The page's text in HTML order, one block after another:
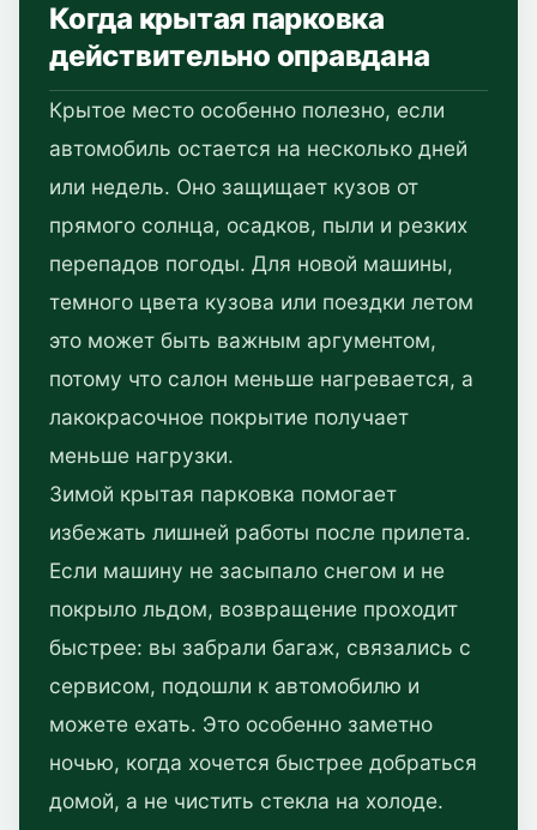
Когда крытая парковка
действительно оправдана
Крытое место особенно полезно, если
автомобиль остается на несколько дней
или недель. Оно защищает кузов от
прямого солнца, осадков, пыли и резких
перепадов погоды. Для новой машины,
темного цвета кузова или поездки летом
это может быть важным аргументом,
потому что салон меньше нагревается, а
лакокрасочное покрытие получает
меньше нагрузки.
Зимой крытая парковка помогает
избежать лишней работы после прилета.
Если машину не засыпало снегом и не
покрыло льдом, возвращение проходит
быстрее: вы забрали багаж, связались с
сервисом, подошли к автомобилю и
можете ехать. Это особенно заметно
ночью, когда хочется быстрее добраться
домой, а не чистить стекла на холоде.